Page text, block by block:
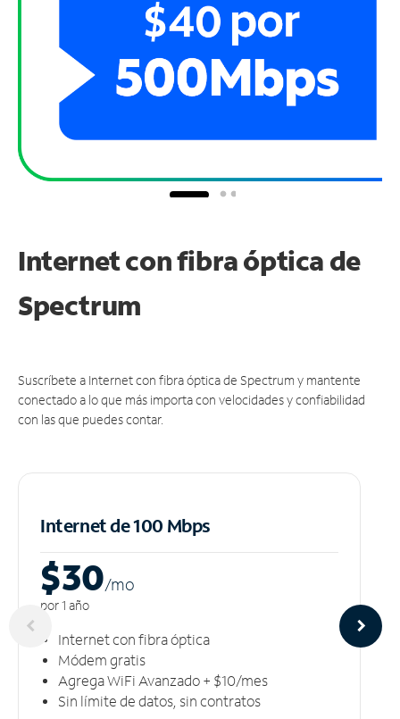
Internet con fibra óptica de
Spectrum
Suscríbete a Internet con fibra óptica de Spectrum y mantente
conectado a lo que más importa con velocidades y confiabilidad
con las que puedes contar.
Internet de 100 Mbps
$30/mo
por 1 año
Internet con fibra óptica
Módem gratis
Agrega WiFi Avanzado + $10/mes
Sin límite de datos, sin contratos